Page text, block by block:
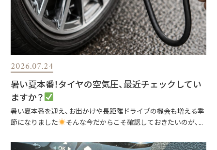
2026.07.24
暑い夏本番！タイヤの空気圧、最近チェックしてい
ますか？
暑い夏本番を迎え、お出かけや長距離ドライブの機会も増える季
節になりました
そんな今だからこそ確認しておきたいのが、...